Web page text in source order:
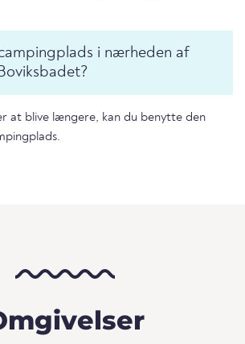
i nærheden af
at blive længere, kan du benytte den